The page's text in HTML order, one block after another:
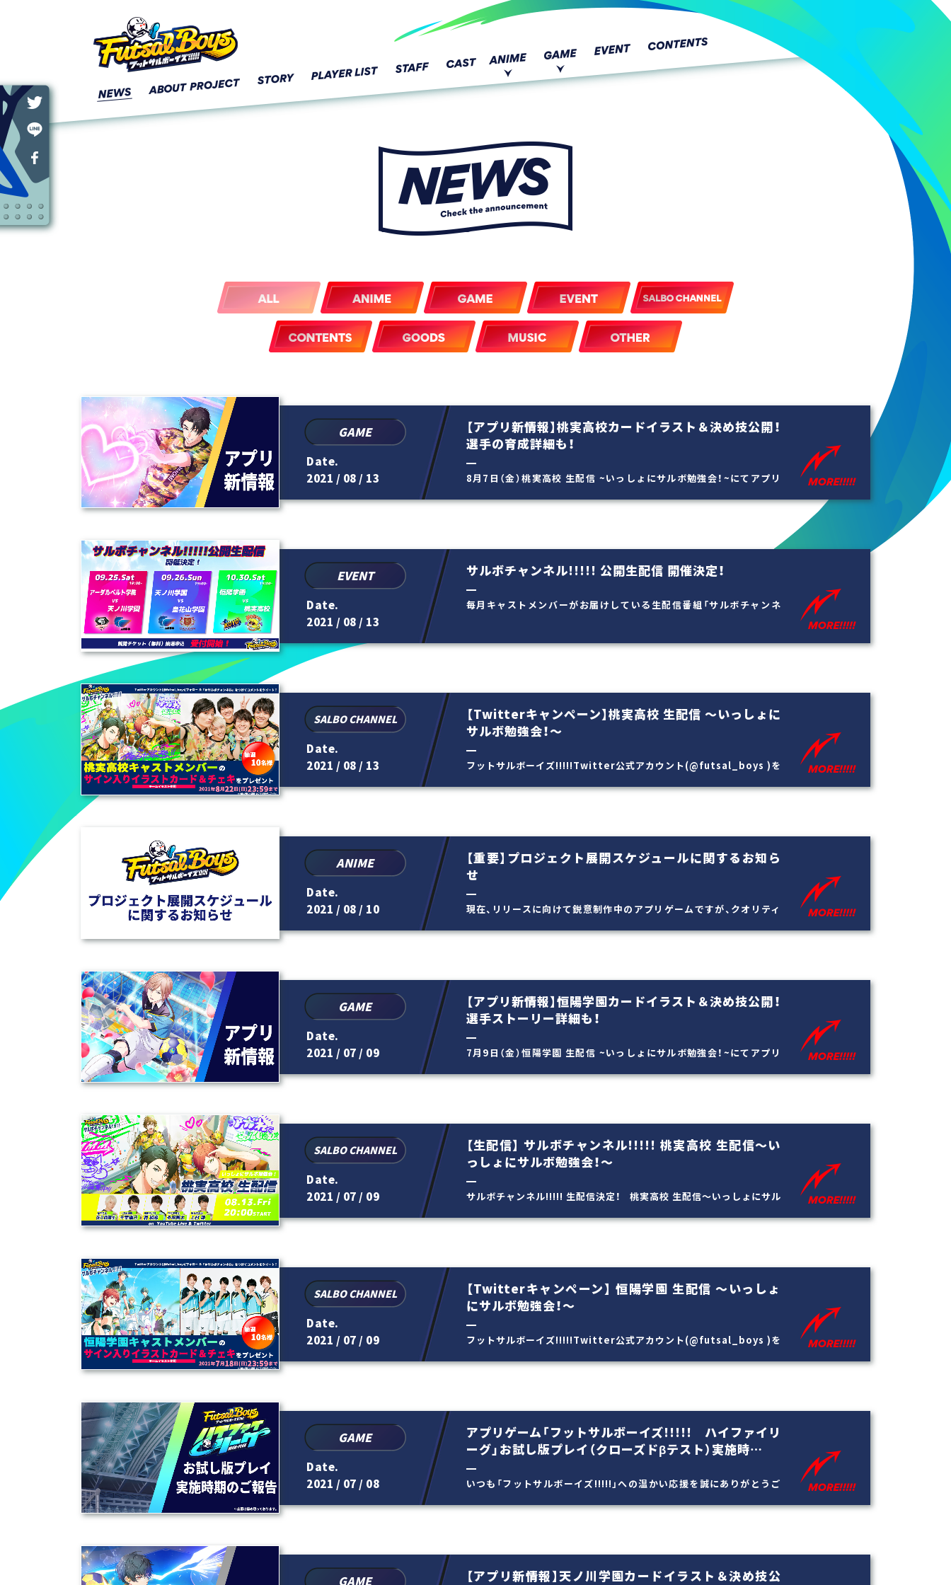
GAME
Date.
2021 / 08 / 13
【アプリ新情報】桃実高校カードイラスト＆決め技公開！
選手の育成詳細も！
8月7日（金）桃実高校 生配信 ~いっしょにサルボ勉強会！~にてアプリ
EVENT
Date.
2021 / 08 / 13
サルボチャンネル!!!!! 公開生配信 開催決定！
毎月キャストメンバーがお届けしている生配信番組「サルボチャンネ
SALBO CHANNEL
Date.
2021 / 08 / 13
【Twitterキャンペーン】桃実高校 生配信 ～いっしょに
サルボ勉強会！～
フットサルボーイズ!!!!!Twitter公式アカウント(@futsal_boys )を
ANIME
Date.
2021 / 08 / 10
【重要】プロジェクト展開スケジュールに関するお知ら
せ
現在、リリースに向けて鋭意制作中のアプリゲームですが、クオリティ
GAME
Date.
2021 / 07 / 09
【アプリ新情報】恒陽学園カードイラスト＆決め技公開！
選手ストーリー詳細も！
7月9日（金）恒陽学園 生配信 ~いっしょにサルボ勉強会！~にてアプリ
SALBO CHANNEL
Date.
2021 / 07 / 09
【生配信】 サルボチャンネル!!!!! 桃実高校 生配信～い
っしょにサルボ勉強会！～
サルボチャンネル!!!!! 生配信決定！ 桃実高校 生配信～いっしょにサル
SALBO CHANNEL
Date.
2021 / 07 / 09
【Twitterキャンペーン】 恒陽学園 生配信 ～いっしょ
にサルボ勉強会！～
フットサルボーイズ!!!!!Twitter公式アカウント(@futsal_boys )を
GAME
Date.
2021 / 07 / 08
アプリゲーム「フットサルボーイズ!!!!! ハイファイリ
ーグ」お試し版プレイ（クローズドβテスト）実施時…
いつも「フットサルボーイズ!!!!!」への温かい応援を誠にありがとうご
GAME
【アプリ新情報】天ノ川学園カードイラスト＆決め技公